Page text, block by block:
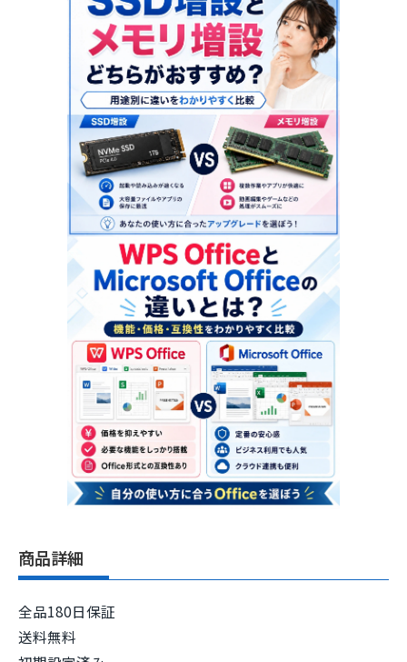
商品詳細
全品180日保証
送料無料